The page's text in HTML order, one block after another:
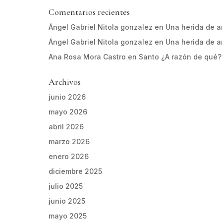
Comentarios recientes
Ángel Gabriel Nitola gonzalez en Una herida de
Ángel Gabriel Nitola gonzalez en Una herida de
Ana Rosa Mora Castro en Santo ¿A razón de qué?
Archivos
junio 2026
mayo 2026
abril 2026
marzo 2026
enero 2026
diciembre 2025
julio 2025
junio 2025
mayo 2025